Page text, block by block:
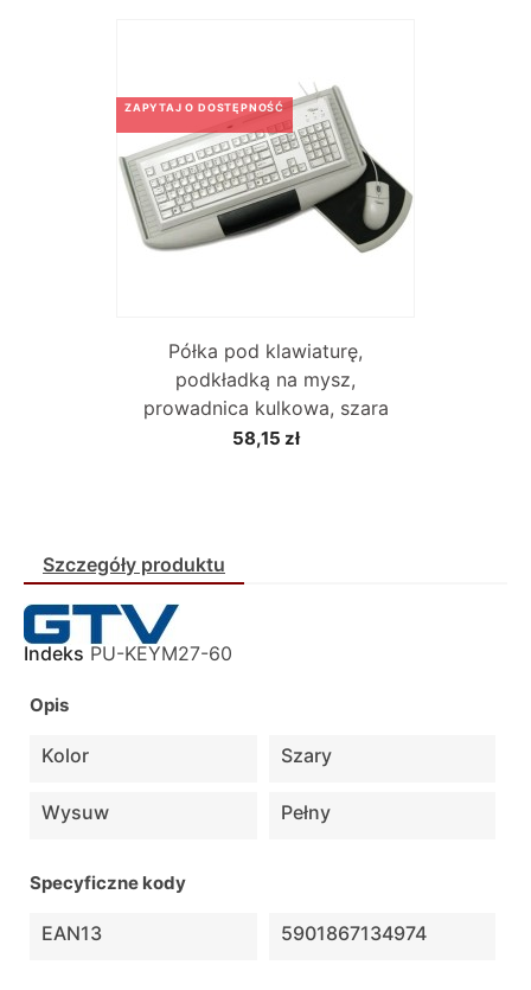
Półka pod klawiaturę,
podkładką na mysz,
prowadnica kulkowa, szara
58,15 zł
ZAPYTAJ O DOSTĘPNOŚĆ
Szczegóły produktu
Indeks PU-KEYM27-60
Opis
Kolor Szary
Wysuw Pełny
Specyficzne kody
EAN13 5901867134974